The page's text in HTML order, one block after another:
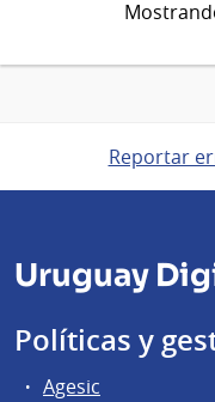
Reportar
Uruguay
Políticas y
Agesic